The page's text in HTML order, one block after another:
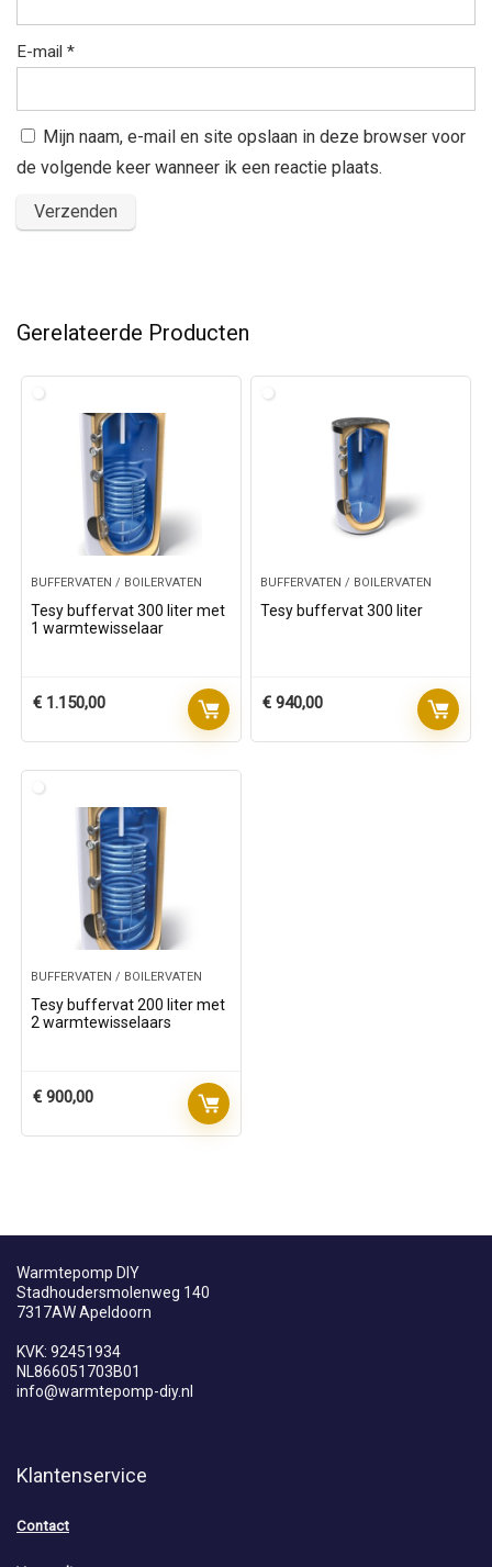
E-mail *
Mijn naam, e-mail en site opslaan in deze browser voor
de volgende keer wanneer ik een reactie plaats.
Gerelateerde Producten
BUFFERVATEN / BOILERVATEN
Tesy buffervat 300 liter met
1 warmtewisselaar
€ 1.150,00
BUFFERVATEN / BOILERVATEN
Tesy buffervat 300 liter
€ 940,00
BUFFERVATEN / BOILERVATEN
Tesy buffervat 200 liter met
2 warmtewisselaars
€ 900,00
Warmtepomp DIY
Stadhoudersmolenweg 140
7317AW Apeldoorn
KVK: 92451934
NL866051703B01
info@warmtepomp-diy.nl
Klantenservice
Contact